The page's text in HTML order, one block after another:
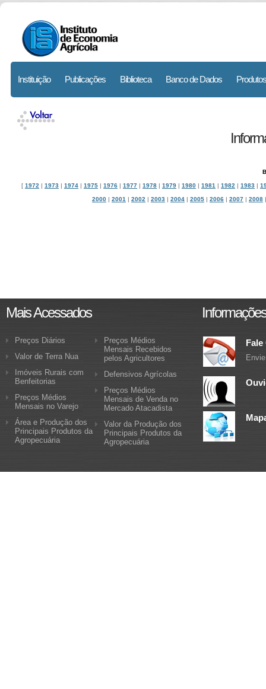
Instituição Publicações Biblioteca Banco de Dados
[ 1972 | 1973 | 1974 | 1975 | 1976 | 1977 | 1978 | 1979 | 1980 | 1981 | 1982 | 1983 |
2000 | 2001 | 2002 | 2003 | 2004 | 2005 | 2006 | 2007 | 2008
Mais Acessados
Preços Diários
Valor de Terra Nua
Imóveis Rurais com
Benfeitorias
Preços Médios
Mensais no Varejo
Área e Produção dos
Principais Produtos da
Agropecuária
Preços Médios
Mensais Recebidos
pelos Agricultores
Defensivos Agrícolas
Preços Médios
Mensais de Venda no
Mercado Atacadista
Valor da Produção dos
Principais Produtos da
Agropecuária
Informações